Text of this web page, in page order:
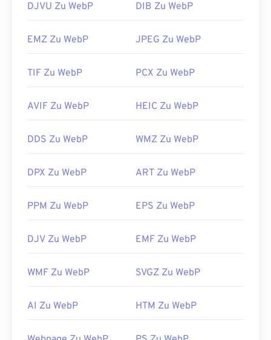
DJVU Zu WebP DIB Zu WebP
EMZ Zu WebP JPEG Zu WebP
TIF Zu WebP PCX Zu WebP
AVIF Zu WebP HEIC Zu WebP
DDS Zu WebP WMZ Zu WebP
DPX Zu WebP ART Zu WebP
PPM Zu WebP EPS Zu WebP
DJV Zu WebP EMF Zu WebP
WMF Zu WebP SVGZ Zu WebP
AI Zu WebP HTM Zu WebP